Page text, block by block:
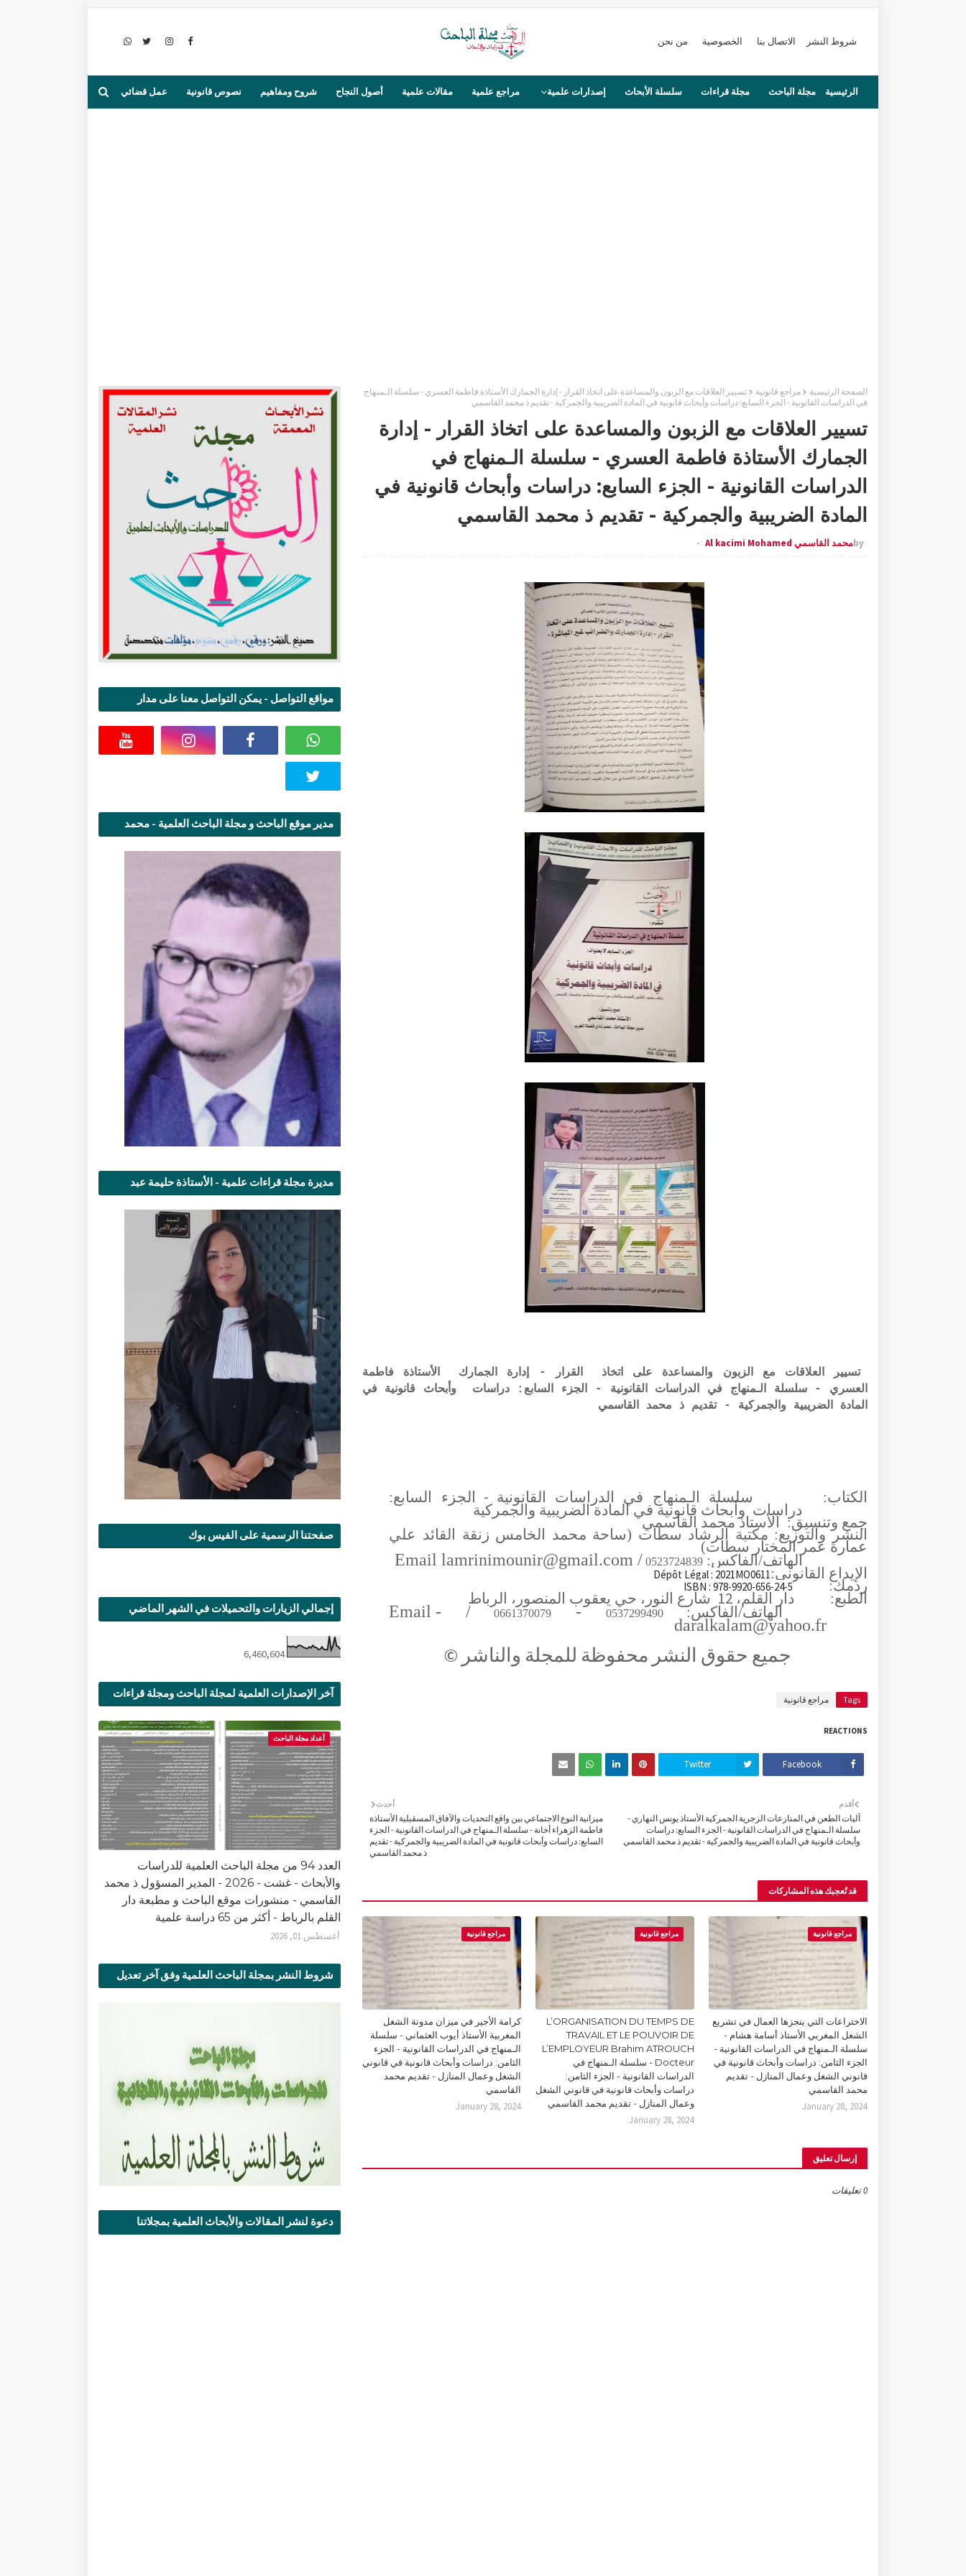
شروط النشر الاتصال بنا الخصوصية من نحن
الرئيسية مجلة الباحث مجلة قراءات سلسلة الأبحاث إصدارات علمية مراجع علمية مقالات علمية أصول النجاح شروح ومفاهيم نصوص قانونية عمل قضائي
الصفحة الرئيسية مراجع قانونية
تسيير العلاقات مع الزبون والمساعدة على اتخاذ القرار - إدارة الجمارك الأستاذة فاطمة العسري - سلسلة الـمنهاج
في الدراسات القانونية - الجزء السابع: دراسات وأبحاث قانونية في المادة الضريبية والجمركية - تقديم ذ محمد القاسمي
تسيير العلاقات مع الزبون والمساعدة على اتخاذ القرار - إدارة
الجمارك الأستاذة فاطمة العسري - سلسلة الـمنهاج في
الدراسات القانونية - الجزء السابع: دراسات وأبحاث قانونية في
المادة الضريبية والجمركية - تقديم ذ محمد القاسمي
byمحمد القاسمي Al kacimi Mohamed
تسيير العلاقات مع الزبون والمساعدة على اتخاذ القرار - إدارة الجمارك الأستاذة فاطمة
العسري - سلسلة الـمنهاج في الدراسات القانونية - الجزء السابع: دراسات وأبحاث قانونية في
المادة الضريبية والجمركية - تقديم ذ محمد القاسمي
الكتاب: سلسلة الـمنهاج في الدراسات القانونية - الجزء السابع:
دراسات وأبحاث قانونية في المادة الضريبية والجمركية
جمع وتنسيق: الأستاذ محمد القاسمي
النشر والتوزيع: مكتبة الرشاد سطات (ساحة محمد الخامس زنقة القائد علي
عمارة عمر المختار سطات)
الهاتف/الفاكس:0523724839
/
Email lamrinimounir@gmail.com
الإيداع القانوني:Dépôt Légal : 2021MO0611
ردمك: ISBN : 978-9920-656-24-5
الطبع: دار القلم، 12 شارع النور، حي يعقوب المنصور، الرباط
الهاتف/الفاكس: 0537299490
-
0661370079
/
Email -
daralkalam@yahoo.fr
جميع حقوق النشر محفوظة للمجلة والناشر ©
Tags مراجع قانونية
REACTIONS
Facebook
Twitter
أحدث
ميزانية النوع الاجتماعي بين واقع التحديات والآفاق المسقبلية الأستاذة
فاطمة الزهراء أخانة - سلسلة الـمنهاج في الدراسات القانونية - الجزء
السابع: دراسات وأبحاث قانونية في المادة الضريبية والجمركية - تقديم
ذ محمد القاسمي
أقدم
آليات الطعن في المنازعات الزجرية الجمركية الأستاذ يونس النهاري -
سلسلة الـمنهاج في الدراسات القانونية - الجزء السابع: دراسات
وأبحاث قانونية في المادة الضريبية والجمركية - تقديم ذ محمد القاسمي
قد تُعجبك هذه المشاركات
مراجع قانونية
الاختراعات التي ينجزها العمال في تشريع
الشغل المغربي الأستاذ أسامة هشام -
سلسلة الـمنهاج في الدراسات القانونية -
الجزء الثامن: دراسات وأبحاث قانونية في
قانوني الشغل وعمال المنازل - تقديم
محمد القاسمي
January 28, 2024
مراجع قانونية
L’ORGANISATION DU TEMPS DE
TRAVAIL ET LE POUVOIR DE
L’EMPLOYEUR Brahim ATROUCH
Docteur - سلسلة الـمنهاج في
الدراسات القانونية - الجزء الثامن:
دراسات وأبحاث قانونية في قانوني الشغل
وعمال المنازل - تقديم محمد القاسمي
January 28, 2024
مراجع قانونية
كرامة الأجير في ميزان مدونة الشغل
المغربية الأستاذ أيوب العثماني - سلسلة
الـمنهاج في الدراسات القانونية - الجزء
الثامن: دراسات وأبحاث قانونية في قانوني
الشغل وعمال المنازل - تقديم محمد
القاسمي
January 28, 2024
إرسال تعليق
0 تعليقات
مواقع التواصل - يمكن التواصل معنا على مدار
مدير موقع الباحث و مجلة الباحث العلمية - محمد
مديرة مجلة قراءات علمية - الأستاذة حليمة عبد
صفحتنا الرسمية على الفيس بوك
إجمالي الزيارات والتحميلات في الشهر الماضي
6,460,604
آخر الإصدارات العلمية لمجلة الباحث ومجلة قراءات
أعداد مجلة الباحث
العدد 94 من مجلة الباحث العلمية للدراسات
والأبحاث - غشت - 2026 - المدير المسؤول ذ محمد
القاسمي - منشورات موقع الباحث و مطبعة دار
القلم بالرباط - أكثر من 65 دراسة علمية
أغسطس 01, 2026
شروط النشر بمجلة الباحث العلمية وفق آخر تعديل
دعوة لنشر المقالات والأبحاث العلمية بمجلاتنا